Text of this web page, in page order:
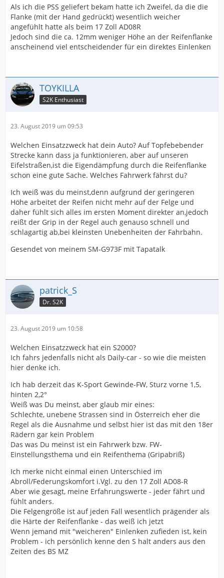
Als ich die PSS geliefert bekam hatte ich Zweifel, da die die
Flanke (mit der Hand gedrückt) wesentlich weicher
angefühlt hatte als beim 17 Zoll AD08R
Jedoch sind die ca. 12mm weniger Höhe an der Reifenflanke
anscheinend viel entscheidender für ein direktes Einlenken
TOYKILLA
S2K Enthusiast
23. August 2019 um 09:53
Welchen Einsatzzweck hat dein Auto? Auf Topfebebender
Strecke kann dass ja funktionieren, aber auf unseren
Eifelstraßen,ist die Eigendämpfung durch die Reifenflanke
schon eine gute Sache. Welches Fahrwerk fährst du?
Ich weiß was du meinst,denn aufgrund der geringeren
Höhe arbeitet der Reifen nicht mehr auf der Felge und
daher fühlt sich alles im ersten Moment direkter an,jedoch
reißt der Grip in der Regel auch genauso schnell und
schlagartig ab,bei kleinsten Unebenheiten der Fahrbahn.
Gesendet von meinem SM-G973F mit Tapatalk
patrick_S
Dr. S2K
23. August 2019 um 10:58
Welchen Einsatzzweck hat ein S2000?
Ich fahrs jedenfalls nicht als Daily-car - so wie die meisten
hier denke ich.
Ich hab derzeit das K-Sport Gewinde-FW, Sturz vorne 1,5,
hinten 2,2°
Weiß was Du meinst, aber glaub mir eines:
Schlechte, unebene Strassen sind in Österreich eher die
Regel als die Ausnahme und selbst hier ist das mit den 18er
Rädern gar kein Problem
Das was Du meinst ist ein Fahrwerk bzw. FW-
Einstellungsthema und ein Reifenthema (Gripabriß)
Ich merke nicht einmal einen Unterschied im
Abroll/Federungskomfort i.Vgl. zu den 17 Zoll AD08-R
Aber wie gesagt, meine Erfahrungswerte - jeder fährt und
fühlt anders.
Die Felgengröße ist auf jeden Fall wesentlich prägender als
die Härte der Reifenflanke - das weiß ich jetzt
Wenn jemand mit "weicheren" Einlenken zufieden ist, kein
Problem - ich persönlich kenne den S halt anders aus den
Zeiten des BS MZ